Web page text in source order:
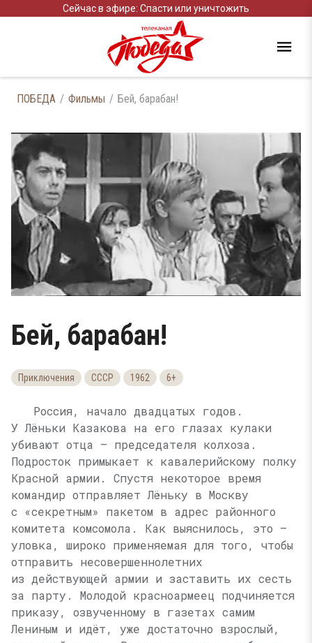
Сейчас в эфире: Спасти или уничтожить
ПОБЕДА Фильмы Бей, барабан!
Бей, барабан!
Приключения СССР 1962 6+
Россия, начало двадцатых годов.
У Лёньки Казакова на его глазах кулаки
убивают отца — председателя колхоза.
Подросток примыкает к кавалерийскому полку
Красной армии. Спустя некоторое время
командир отправляет Лёньку в Москву
с «секретным» пакетом в адрес районного
комитета комсомола. Как выяснилось, это —
уловка, широко применяемая для того, чтобы
отправить несовершеннолетних
из действующей армии и заставить их сесть
за парту. Молодой красноармеец подчиняется
приказу, озвученному в газетах самим
Лениным и идёт, уже достаточно взрослый,